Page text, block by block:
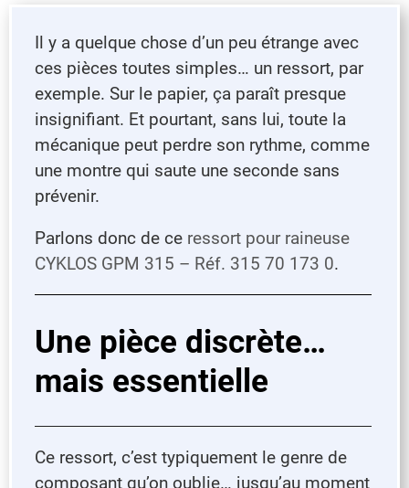
Il y a quelque chose d’un peu étrange avec
ces pièces toutes simples… un ressort, par
exemple. Sur le papier, ça paraît presque
insignifiant. Et pourtant, sans lui, toute la
mécanique peut perdre son rythme, comme
une montre qui saute une seconde sans
prévenir.
Parlons donc de ce ressort pour raineuse
CYKLOS GPM 315 – Réf. 315 70 173 0.
Une pièce discrète…
mais essentielle
Ce ressort, c’est typiquement le genre de
composant qu’on oublie… jusqu’au moment